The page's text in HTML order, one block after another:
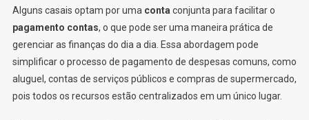
Alguns casais optam por uma conta conjunta para facilitar o
pagamento contas, o que pode ser uma maneira prática de
gerenciar as finanças do dia a dia. Essa abordagem pode
simplificar o processo de pagamento de despesas comuns, como
aluguel, contas de serviços públicos e compras de supermercado,
pois todos os recursos estão centralizados em um único lugar.